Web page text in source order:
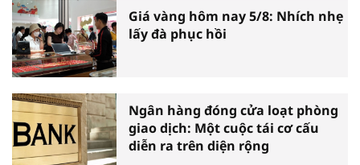
Giá vàng hôm nay 5/8: Nhích nhẹ
lấy đà phục hồi
Ngân hàng đóng cửa loạt phòng
giao dịch: Một cuộc tái cơ cấu
diễn ra trên diện rộng